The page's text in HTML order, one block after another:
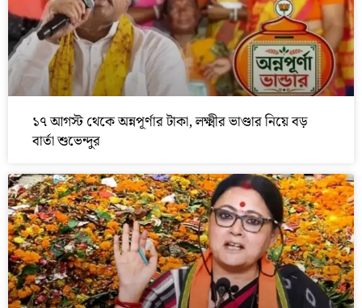
১৭ আগস্ট থেকে অন্নপূর্ণার টাকা, লক্ষ্মীর ভাণ্ডার নিয়ে বড়
বার্তা শুভেন্দুর